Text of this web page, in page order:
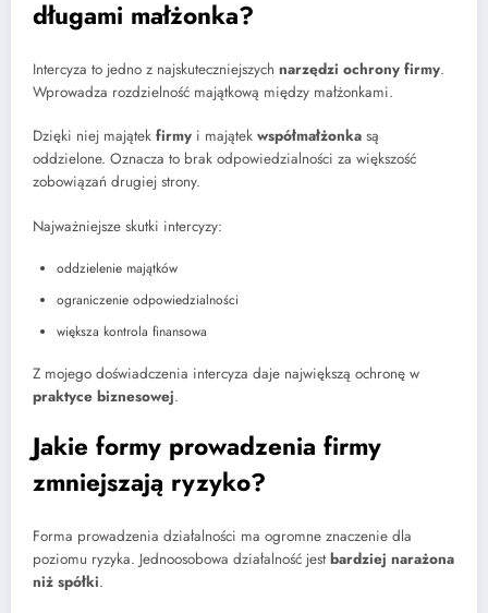
długami małżonka?
Intercyza to jedno z najskuteczniejszych narzędzi ochrony firmy.
Wprowadza rozdzielność majątkową między małżonkami.
Dzięki niej majątek firmy i majątek współmałżonka są
oddzielone. Oznacza to brak odpowiedzialności za większość
zobowiązań drugiej strony.
Najważniejsze skutki intercyzy:
oddzielenie majątków
ograniczenie odpowiedzialności
większa kontrola finansowa
Z mojego doświadczenia intercyza daje największą ochronę w
praktyce biznesowej.
Jakie formy prowadzenia firmy
zmniejszają ryzyko?
Forma prowadzenia działalności ma ogromne znaczenie dla
poziomu ryzyka. Jednoosobowa działalność jestbardziej narażona
niż spółki.